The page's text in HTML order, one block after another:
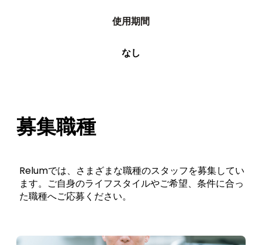
使用期間
なし
募集職種
Relumでは、さまざまな職種のスタッフを募集してい
ます。ご自身のライフスタイルやご希望、条件に合っ
た職種へご応募ください。